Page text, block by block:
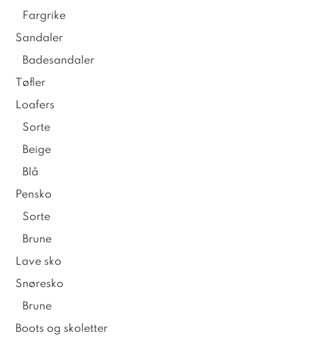
Fargrike
Sandaler
Badesandaler
Tøfler
Loafers
Sorte
Beige
Blå
Pensko
Sorte
Brune
Lave sko
Snøresko
Brune
Boots og skoletter